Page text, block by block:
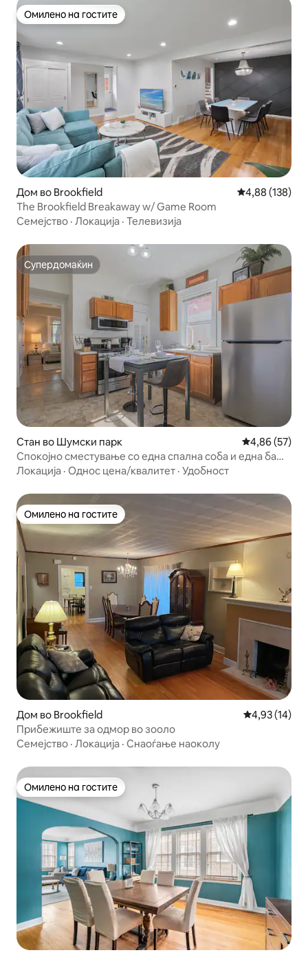
Омилено на гостите
Омилено на гостите
Дом во Brookfield Просечна
4,88 (138)
The Brookfield Breakaway w/ Game Room
Семејство · Локација · Телевизија
Супердомаќин
Супердомаќин
Стан во Шумски парк Просечна
4,86 (57)
Спокојно сместување со една спална соба и една бања
во близина на Чикаго
Локација · Однос цена/квалитет · Удобност
Омилено на гостите
Омилено на гостите
Дом во Brookfield Просечна
4,93 (14)
Прибежиште за одмор во зооло
Семејство · Локација · Снаоѓање наоколу
Омилено на гостите
Омилено на гостите